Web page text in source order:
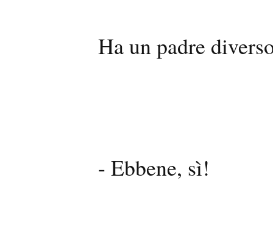
Ha un padre
- Ebbene, sì!